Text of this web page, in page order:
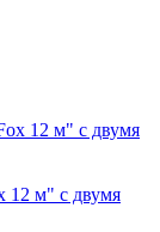
12 м" с двумя